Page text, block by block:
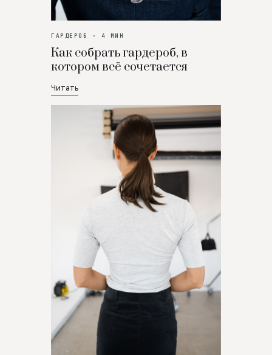
ГАРДЕРОБ · 4 МИН
Как собрать гардероб, в
котором всё сочетается
Читать